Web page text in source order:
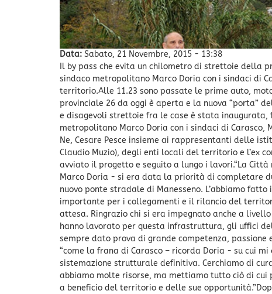
Data: Sabato, 21 Novembre, 2015 - 13:38
Il by pass che evita un chilometro di strettoie della
sindaco metropolitano Marco Doria con i sindaci di
territorio.Alle 11.23 sono passate le prime auto,
provinciale 26 da oggi è aperta e la nuova “porta”
e disagevoli strettoie fra le case è stata
metropolitano Marco Doria con i sindaci di Carasco,
Ne, Cesare Pesce insieme ai rappresentanti delle
Claudio Muzio), degli enti locali del territorio e l’ex
avviato il progetto e seguito a lungo i lavori.“La
Marco Doria - si era data la priorità di completare
nuovo ponte stradale di Manesseno. L’abbiamo
importante per i collegamenti e il rilancio del
attesa. Ringrazio chi si era impegnato anche a
hanno lavorato per questa infrastruttura, gli uffici
sempre dato prova di grande competenza, passione
“come la frana di Carasco – ricorda Doria - su cui
sistemazione strutturale definitiva. Cerchiamo di
abbiamo molte risorse, ma mettiamo tutto ciò di cui
a beneficio del territorio e delle sue